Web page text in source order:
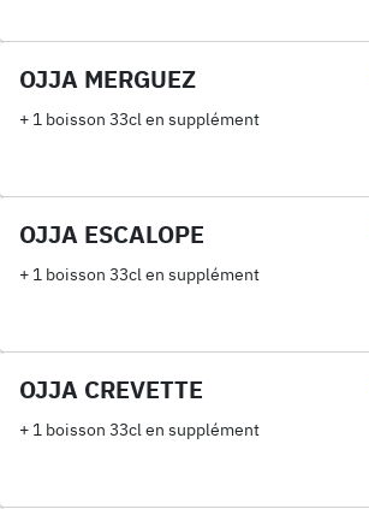
OJJA MERGUEZ
+ 1 boisson 33cl en supplément
OJJA ESCALOPE
+ 1 boisson 33cl en supplément
OJJA CREVETTE
+ 1 boisson 33cl en supplément